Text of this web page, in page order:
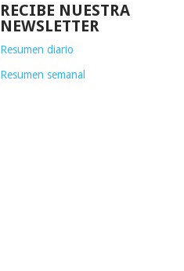
RECIBE NUESTRA
NEWSLETTER
Resumen diario
Resumen semanal